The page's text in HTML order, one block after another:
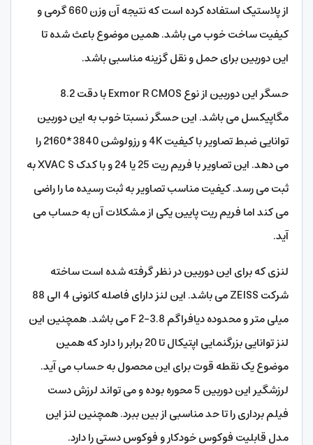
از پلاستیک استفاده کرده است که نتیجه آن وزن 660 گرمی و
کیفیت ساخت خوب می باشد. همین موضوع باعث شده تا
این دوربین برای حمل و نقل گزینه مناسبی باشد.
حسگر این دوربین از نوع Exmor R CMOS با دقت 8.2
مگاپیکسل می باشد. این حسگر نسبتا خوب به این دوربین
توانایی ضبط تصاویر با کیفیت 4K و رزولوشن 3840*2160 را
می دهد. این تصاویر با فریم ریت 25 یا 24 و با کدک XVAC S به
ثبت می رسد. کیفیت مناسب تصاویر به ثبت رسیده ما را راضی
می کند اما فریم ریت پایین یکی از مشکلات آن به حساب می
آید.
لنزی که برای این دوربین در نظر گرفته شده است ساخته
شرکت ZEISS می باشد. این لنز دارای فاصله کانونی 4 الی 88
میلی متر و محدوده دیافراگم F 2-3.8 می باشد. همچنین این
لنز توانایی بزرگنمایی اپتیکال تا 20 برابر را دارد که همین
موضوع یک نقطه قوت برای این محصول به حساب می آید.
لرزشگیر این دوربین 5 محوره بوده و می تواند لرزش دست
فیلم برداری را تا حد مناسبی از بین ببرد. همچنین لنز این
مدل قابلیت فوکوس خودکار و فوکوس دستی را دارد.